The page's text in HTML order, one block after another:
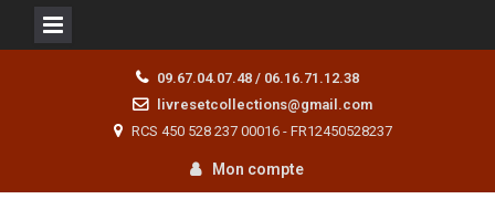
09.67.04.07.48 / 06.16.71.12.38
livresetcollections@gmail.com
RCS 450 528 237 00016 - FR12450528237
Mon compte